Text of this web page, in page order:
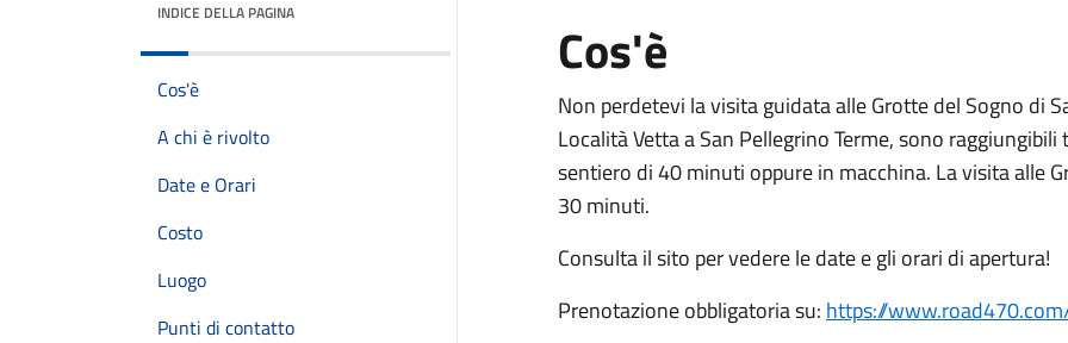
INDICE DELLA PAGINA
Cos'è
A chi è rivolto
Date e Orari
Costo
Luogo
Punti di contatto
Cos'è
Non perdetevi la visita guidata alle Grotte del Sogno di
Località Vetta a San Pellegrino Terme, sono
sentiero di 40 minuti oppure in macchina. La visita alle
30 minuti.
Consulta il sito per vedere le date e gli orari di apertura!
Prenotazione obbligatoria su: https://